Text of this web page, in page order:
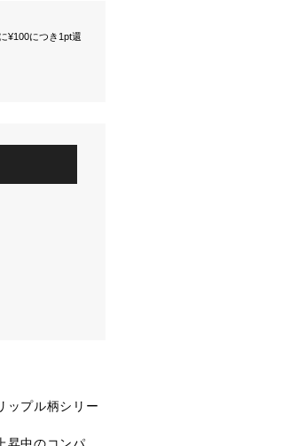
¥100につき1pt還
ップル柄シリー